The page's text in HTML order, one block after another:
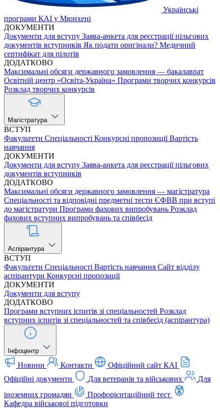
Українські
програми КАІ у Мюнхені
ДОКУМЕНТИ
Документи для вступу Заява-анкета для реєстрації пільгових
документів вступників Як подати оригінали? Медичний
сертифікат для пілотів
ДОДАТКОВО
Максимальні обсяги державного замовлення — бакалаврат
Освітній центр «Освіта-Україна» Програми творчих конкурсів
Розклад творчих конкурсів
Магістратура
ВСТУП
Факультети Спеціальності Конкурсні пропозиції Вартість
навчання
ДОКУМЕНТИ
Документи для вступу Заява-анкета для реєстрації пільгових
документів вступників
ДОДАТКОВО
Максимальні обсяги державного замовлення — магістратура
Спеціальності та відповідні предметні тести ЄФВВ при вступі
до магістратури Програми фахових випробувань Розклад
фахових вступних випробувань та співбесід
Аспірантура
ВСТУП
Факультети Спеціальності Вартість навчання Сайт відділу
аспірантури Конкурсні пропозиції
ДОКУМЕНТИ
Документи для вступу
ДОДАТКОВО
Програми вступних іспитів зі спеціальностей Розклад
вступних іспитів зі спеціальностей та співбесід (аспірантура)
Інфоцентр
Новини Контакти
Офіційний сайт КАІ
Офіційні документи
Для ветеранів та військових
Для
іноземних громадян
Профорієнтаційний тест
Кафедра військової підготовки